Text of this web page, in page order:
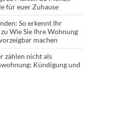
für euer Zuhause
So erkennt Ihr
zu Wie Sie Ihre Wohnung
machen
zählen nicht als
Kündigung und